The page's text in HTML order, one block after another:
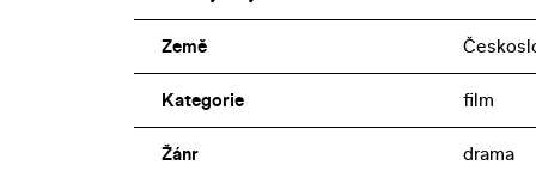
Země
Kategorie film
Žánr drama